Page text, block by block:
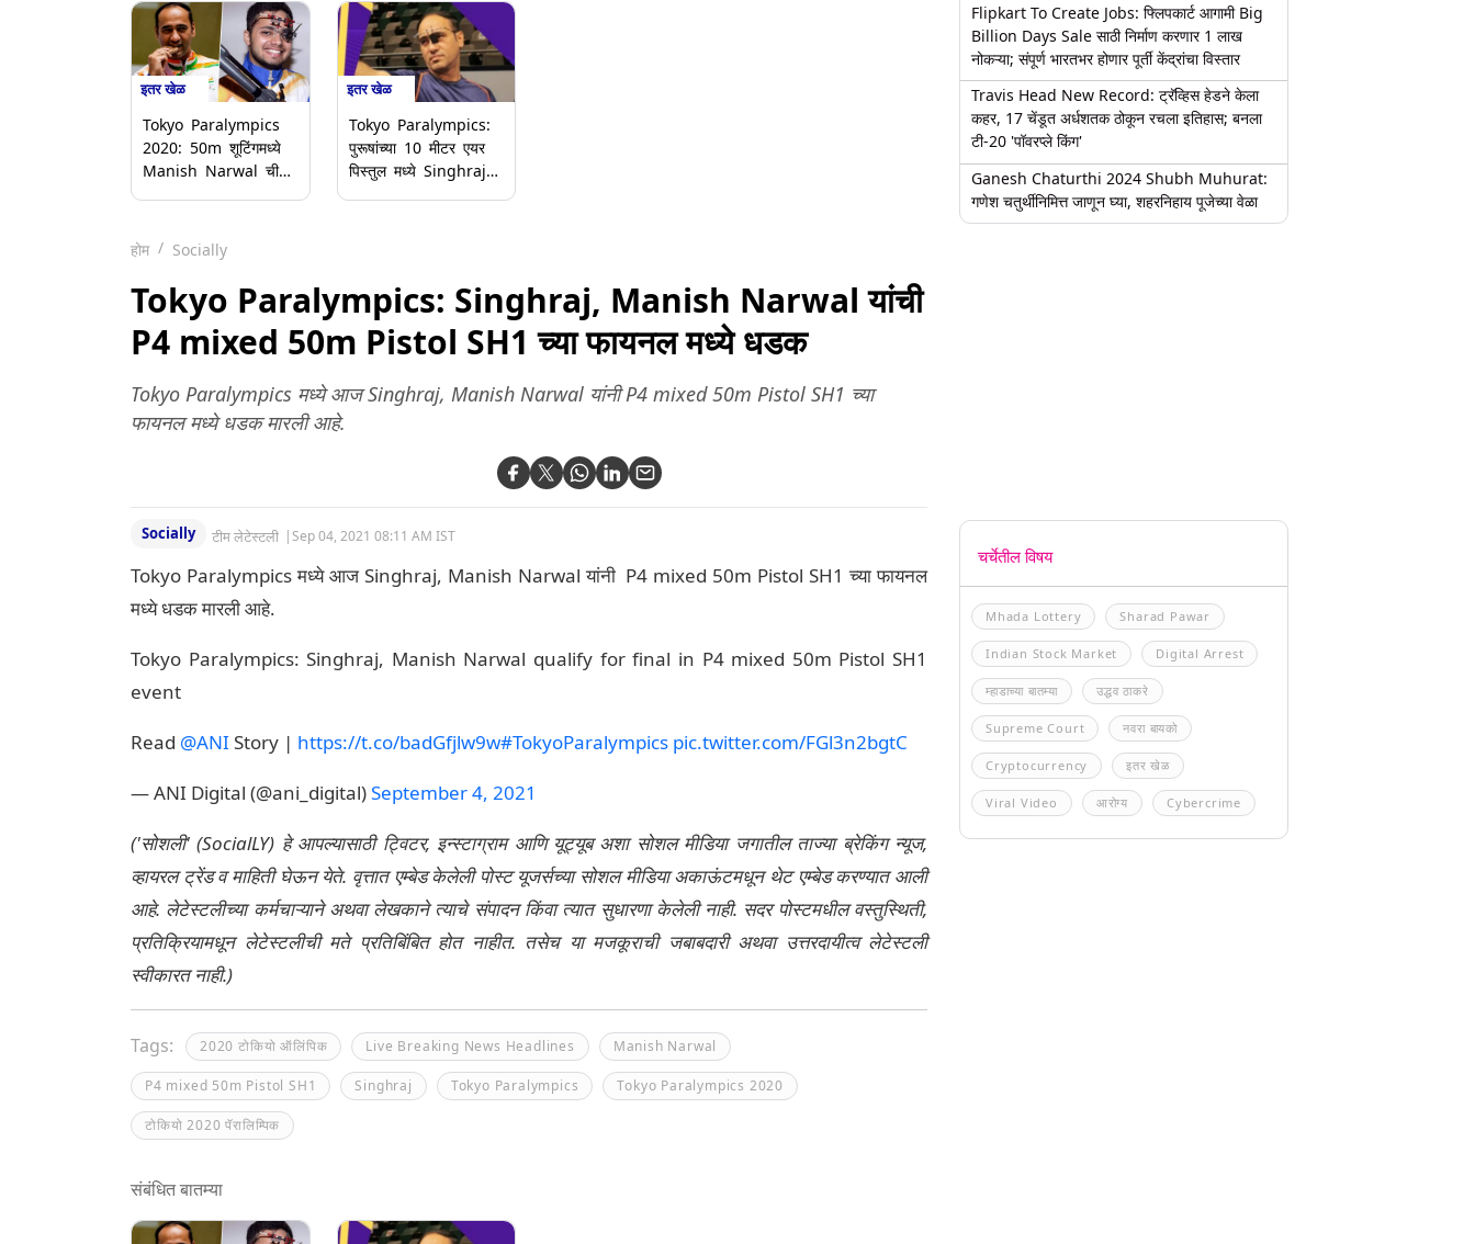
इतर खेळ
Tokyo Paralympics
2020: 50m शूटिंगमध्ये
Manish Narwal ची
इतर खेळ
Tokyo Paralympics:
पुरूषांच्या 10 मीटर एयर
पिस्तुल मध्ये Singhraj
होम Socially
Tokyo Paralympics: Singhraj, Manish Narwal यांची
P4 mixed 50m Pistol SH1 च्या फायनल मध्ये धडक
Tokyo Paralympics मध्ये आज Singhraj, Manish Narwal यांनी P4 mixed 50m Pistol SH1 च्या
फायनल मध्ये धडक मारली आहे.
Socially टीम लेटेस्टली |Sep 04, 2021 08:11 AM IST
Tokyo Paralympics मध्ये आज Singhraj, Manish Narwal यांनी P4 mixed 50m Pistol SH1 च्या फायनल
मध्ये धडक मारली आहे.
Tokyo Paralympics: Singhraj, Manish Narwal qualify for final in P4 mixed 50m Pistol SH1
event
Read @ANI Story | https://t.co/badGfjlw9w#TokyoParalympics pic.twitter.com/FGl3n2bgtC
— ANI Digital (@ani_digital)September 4, 2021
('सोशली' (SocialLY) हे आपल्यासाठी ट्विटर, इन्स्टाग्राम आणि यूट्यूब अशा सोशल मीडिया जगातील ताज्या ब्रेकिंग न्यूज,
व्हायरल ट्रेंड व माहिती घेऊन येते. वृत्तात एम्बेड केलेली पोस्ट यूजर्सच्या सोशल मीडिया अकाऊंटमधून थेट एम्बेड करण्यात आली
आहे. लेटेस्टलीच्या कर्मचाऱ्याने अथवा लेखकाने त्याचे संपादन किंवा त्यात सुधारणा केलेली नाही. सदर पोस्टमधील वस्तुस्थिती,
प्रतिक्रियामधून लेटेस्टलीची मते प्रतिबिंबित होत नाहीत. तसेच या मजकूराची जबाबदारी अथवा उत्तरदायीत्व लेटेस्टली
स्वीकारत नाही.)
Tags: 2020 टोकियो ऑलिंपिक Live Breaking News Headlines Manish Narwal
P4 mixed 50m Pistol SH1 Singhraj Tokyo Paralympics Tokyo Paralympics 2020
टोकियो 2020 पॅरालिम्पिक
संबंधित बातम्या
Flipkart To Create Jobs: फ्लिपकार्ट आगामी Big
Billion Days Sale साठी निर्माण करणार 1 लाख
नोकऱ्या; संपूर्ण भारतभर होणार पूर्ती केंद्रांचा विस्तार
Travis Head New Record: ट्रॅव्हिस हेडने केला
कहर, 17 चेंडूत अर्धशतक ठोकून रचला इतिहास; बनला
टी-20 'पॉवरप्ले किंग'
Ganesh Chaturthi 2024 Shubh Muhurat:
गणेश चतुर्थीनिमित्त जाणून घ्या, शहरनिहाय पूजेच्या वेळा
चर्चेतील विषय
Mhada Lottery Sharad Pawar
Indian Stock Market Digital Arrest
म्हाडाच्या बातम्या उद्धव ठाकरे
Supreme Court नवरा बायको
Cryptocurrency इतर खेळ
Viral Video आरोग्य Cybercrime